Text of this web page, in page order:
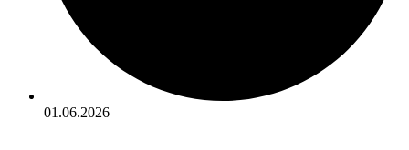
01.06.2026